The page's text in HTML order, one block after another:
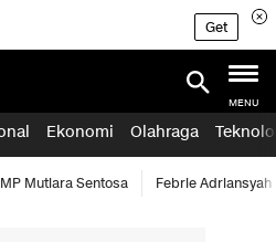
Get
MENU
Ekonomi Olahraga
Mutiara Sentosa Febrie Adriansyah